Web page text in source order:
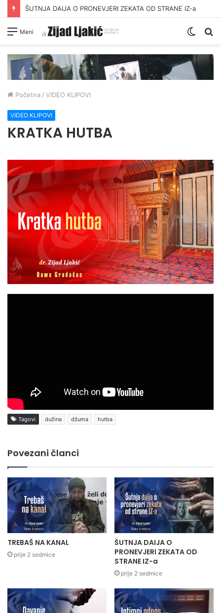
ŠUTNJA DAIJA O PRONEVJERI ZEKATA OD STRANE IZ-a
Meni
Switch
Početna / VIDEO KLIPOVI
VIDEO KLIPOVI
KRATKA HUTBA
Tagovi dužina džuma hutba
Povezani članci
TREBAŠ NA KANAL
prije 2 sedmice
ŠUTNJA DAIJA O
PRONEVJERI ZEKATA OD
STRANE IZ-a
prije 2 sedmice